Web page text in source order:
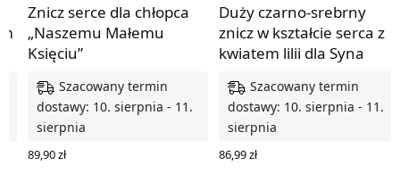
Znicz serce dla chłopca
„Naszemu Małemu
Księciu”
Szacowany termin
dostawy: 10. sierpnia - 11.
sierpnia
89,90zł
Duży czarno-srebrny
znicz w kształcie serca z
kwiatem lilii dla Syna
Szacowany termin
dostawy: 10. sierpnia - 11.
sierpnia
86,99zł